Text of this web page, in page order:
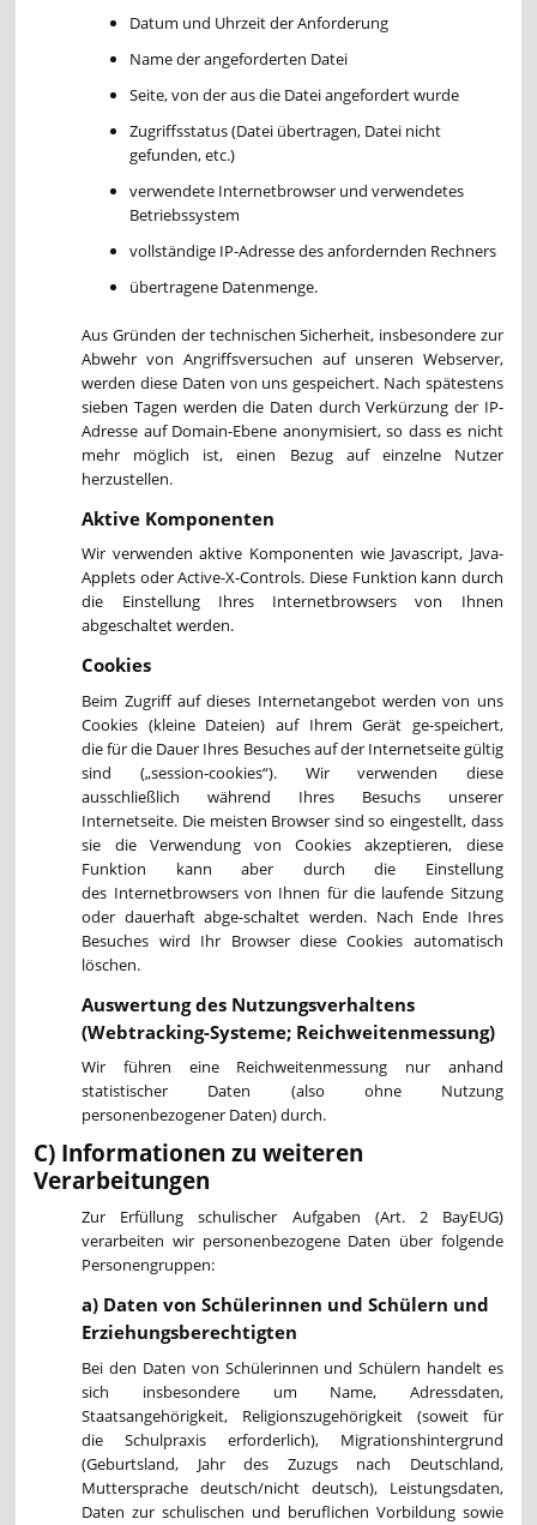
Datum und Uhrzeit der Anforderung
Name der angeforderten Datei
Seite, von der aus die Datei angefordert wurde
Zugriffsstatus (Datei übertragen, Datei nicht
gefunden, etc.)
verwendete Internetbrowser und verwendetes
Betriebssystem
vollständige IP-Adresse des anfordernden Rechners
übertragene Datenmenge.
Aus Gründen der technischen Sicherheit, insbesondere zur
Abwehr von Angriffsversuchen auf unseren Webserver,
werden diese Daten von uns gespeichert. Nach spätestens
sieben Tagen werden die Daten durch Verkürzung der IP-
Adresse auf Domain-Ebene anonymisiert, so dass es nicht
mehr möglich ist, einen Bezug auf einzelne Nutzer
herzustellen.
Aktive Komponenten
Wir verwenden aktive Komponenten wie Javascript, Java-
Applets oder Active-X-Controls. Diese Funktion kann durch
die Einstellung Ihres Internetbrowsers von Ihnen
abgeschaltet werden.
Cookies
Beim Zugriff auf dieses Internetangebot werden von uns
Cookies (kleine Dateien) auf Ihrem Gerät ge-speichert,
die für die Dauer Ihres Besuches auf der Internetseite gültig
sind („session-cookies“). Wir verwenden diese
ausschließlich während Ihres Besuchs unserer
Internetseite. Die meisten Browser sind so eingestellt, dass
sie die Verwendung von Cookies akzeptieren, diese
Funktion kann aber durch die Einstellung
des Internetbrowsers von Ihnen für die laufende Sitzung
oder dauerhaft abge-schaltet werden. Nach Ende Ihres
Besuches wird Ihr Browser diese Cookies automatisch
löschen.
Auswertung des Nutzungsverhaltens
(Webtracking-Systeme; Reichweitenmessung)
Wir führen eine Reichweitenmessung nur anhand
statistischer Daten (also ohne Nutzung
personenbezogener Daten) durch.
C) Informationen zu weiteren
Verarbeitungen
Zur Erfüllung schulischer Aufgaben (Art. 2 BayEUG)
verarbeiten wir personenbezogene Daten über folgende
Personengruppen:
a) Daten von Schülerinnen und Schülern und
Erziehungsberechtigten
Bei den Daten von Schülerinnen und Schülern handelt es
sich insbesondere um Name, Adressdaten,
Staatsangehörigkeit, Religionszugehörigkeit (soweit für
die Schulpraxis erforderlich), Migrationshintergrund
(Geburtsland, Jahr des Zuzugs nach Deutschland,
Muttersprache deutsch/nicht deutsch), Leistungsdaten,
Daten zur schulischen und beruflichen Vorbildung sowie